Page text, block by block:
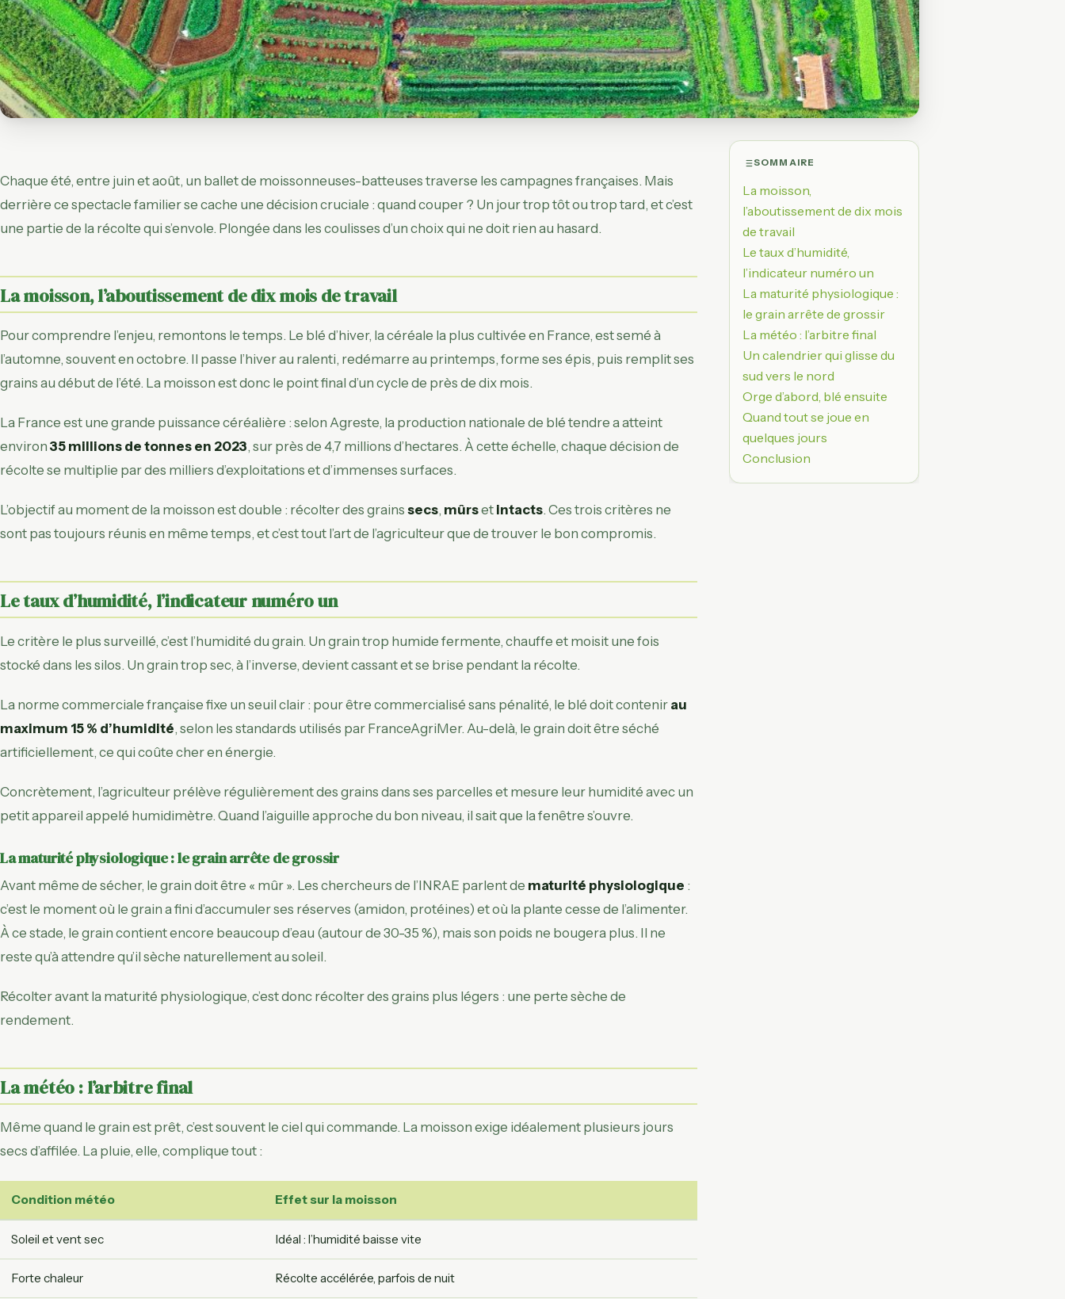
Chaque été, entre juin et août, un ballet de moissonneuses-batteuses traverse les campagnes françaises. Mais
derrière ce spectacle familier se cache une décision cruciale : quand couper ? Un jour trop tôt ou trop tard, et c’est
une partie de la récolte qui s’envole. Plongée dans les coulisses d’un choix qui ne doit rien au hasard.
La moisson, l’aboutissement de dix mois de travail
Pour comprendre l’enjeu, remontons le temps. Le blé d’hiver, la céréale la plus cultivée en France, est semé à
l’automne, souvent en octobre. Il passe l’hiver au ralenti, redémarre au printemps, forme ses épis, puis remplit ses
grains au début de l’été. La moisson est donc le point final d’un cycle de près de dix mois.
La France est une grande puissance céréalière : selon Agreste, la production nationale de blé tendre a atteint
environ 35 millions de tonnes en 2023, sur près de 4,7 millions d’hectares. À cette échelle, chaque décision de
récolte se multiplie par des milliers d’exploitations et d’immenses surfaces.
L’objectif au moment de la moisson est double : récolter des grains secs, mûrset intacts. Ces trois critères ne
sont pas toujours réunis en même temps, et c’est tout l’art de l’agriculteur que de trouver le bon compromis.
Le taux d’humidité, l’indicateur numéro un
Le critère le plus surveillé, c’est l’humidité du grain. Un grain trop humide fermente, chauffe et moisit une fois
stocké dans les silos. Un grain trop sec, à l’inverse, devient cassant et se brise pendant la récolte.
La norme commerciale française fixe un seuil clair : pour être commercialisé sans pénalité, le blé doit contenir au
maximum 15 % d’humidité, selon les standards utilisés par FranceAgriMer. Au-delà, le grain doit être séché
artificiellement, ce qui coûte cher en énergie.
Concrètement, l’agriculteur prélève régulièrement des grains dans ses parcelles et mesure leur humidité avec un
petit appareil appelé humidimètre. Quand l’aiguille approche du bon niveau, il sait que la fenêtre s’ouvre.
La maturité physiologique : le grain arrête de grossir
Avant même de sécher, le grain doit être « mûr ». Les chercheurs de l’INRAE parlent de maturité physiologique :
c’est le moment où le grain a fini d’accumuler ses réserves (amidon, protéines) et où la plante cesse de l’alimenter.
À ce stade, le grain contient encore beaucoup d’eau (autour de 30-35 %), mais son poids ne bougera plus. Il ne
reste qu’à attendre qu’il sèche naturellement au soleil.
Récolter avant la maturité physiologique, c’est donc récolter des grains plus légers : une perte sèche de
rendement.
La météo : l’arbitre final
Même quand le grain est prêt, c’est souvent le ciel qui commande. La moisson exige idéalement plusieurs jours
secs d’affilée. La pluie, elle, complique tout :
Condition météo Effet sur la moisson
Soleil et vent sec Idéal : l’humidité baisse vite
Forte chaleur Récolte accélérée, parfois de nuit
SOMMAIRE
La moisson,
l’aboutissement de dix mois
de travail
Le taux d’humidité,
l’indicateur numéro un
La maturité physiologique :
le grain arrête de grossir
La météo : l’arbitre final
Un calendrier qui glisse du
sud vers le nord
Orge d’abord, blé ensuite
Quand tout se joue en
quelques jours
Conclusion